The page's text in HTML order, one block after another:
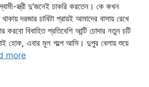
স্ত্রী দু’জনেই চাকরি করতেন। কে কখন
দরজার চাবিটা প্রায়ই আমাদের বাসায় রেখে
বিবাহিত প্রতিবেশি আন্টি চোদার নতুন চটি
যাই হোক, এবার মূল গল্পে আসি। দুপুর বেলায় শুয়ে
more